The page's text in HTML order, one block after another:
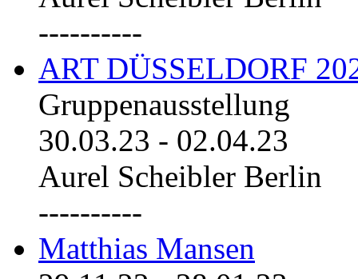
----------
ART DÜSSELDORF
Gruppenausstellung
30.03.23 - 02.04.23
Aurel Scheibler Berlin
----------
Matthias Mansen